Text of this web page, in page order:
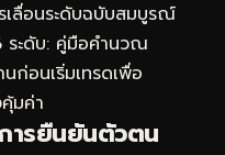
ลื่อนระดับฉบับสมบูรณ์
ระดับ: คู่มือคำนวณ
นก่อนเริ่มเทรดเพื่อ
มค่า
ารยืนยันตัวตน